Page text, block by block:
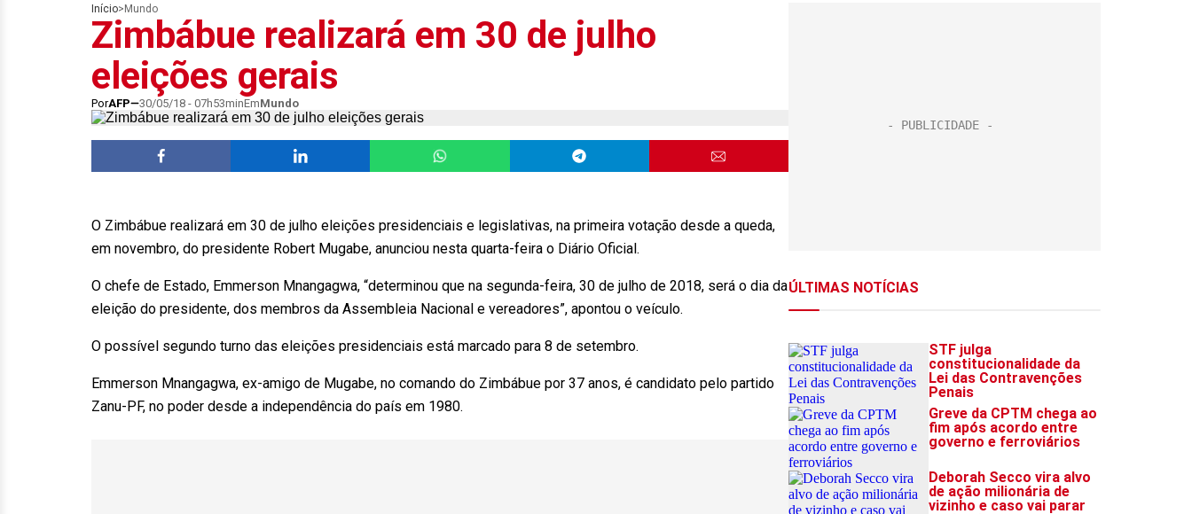
Início> Mundo
Zimbábue realizará em 30 de julho
eleições gerais
PorAFP 30/05/18 - 07h53minEmMundo
O Zimbábue realizará em 30 de julho eleições presidenciais e legislativas, na primeira votação desde a queda,
em novembro, do presidente Robert Mugabe, anunciou nesta quarta-feira o Diário Oficial.
O chefe de Estado, Emmerson Mnangagwa, “determinou que na segunda-feira, 30 de julho de 2018, será o dia da
eleição do presidente, dos membros da Assembleia Nacional e vereadores”, apontou o veículo.
O possível segundo turno das eleições presidenciais está marcado para 8 de setembro.
Emmerson Mnangagwa, ex-amigo de Mugabe, no comando do Zimbábue por 37 anos, é candidato pelo partido
Zanu-PF, no poder desde a independência do país em 1980.